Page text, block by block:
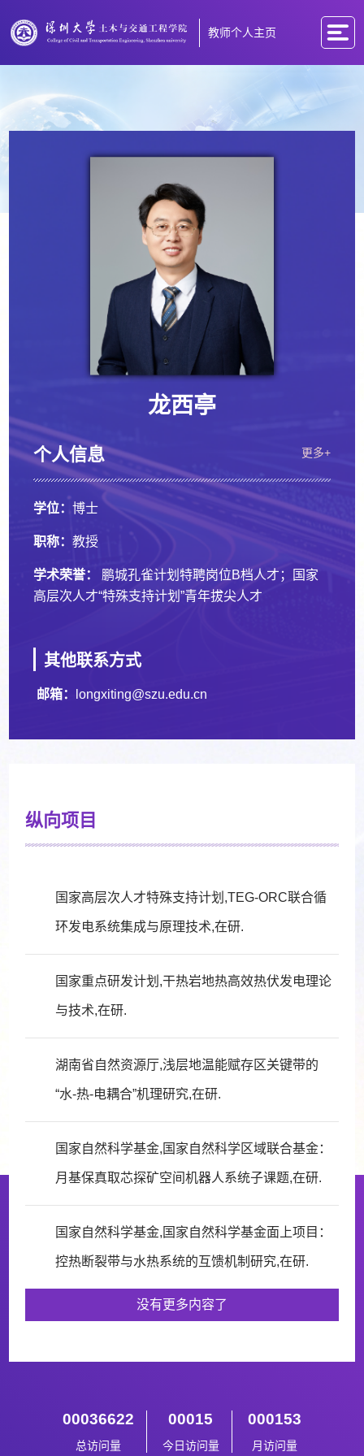
教师个人主页
龙西亭
个人信息 更多+
学位：博士
职称：教授
学术荣誉：
鹏城孔雀计划特聘岗位B档人才；国家
高层次人才“特殊支持计划”青年拔尖人才
其他联系方式
邮箱： longxiting@szu.edu.cn
纵向项目
国家高层次人才特殊支持计划,TEG-ORC联合循
环发电系统集成与原理技术,在研.
国家重点研发计划,干热岩地热高效热伏发电理论
与技术,在研.
湖南省自然资源厅,浅层地温能赋存区关键带的
“水-热-电耦合”机理研究,在研.
国家自然科学基金,国家自然科学区域联合基金：
月基保真取芯探矿空间机器人系统子课题,在研.
国家自然科学基金,国家自然科学基金面上项目：
控热断裂带与水热系统的互馈机制研究,在研.
没有更多内容了
00036622
总访问量
00015
今日访问量
000153
月访问量